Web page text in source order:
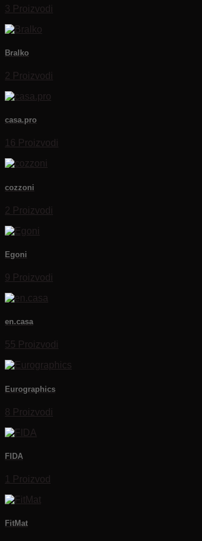
3 Proizvodi
Bralko
2 Proizvodi
casa.pro
16 Proizvodi
cozzoni
2 Proizvodi
Egoni
9 Proizvodi
en.casa
55 Proizvodi
Eurographics
8 Proizvodi
FIDA
1 Proizvod
FitMat